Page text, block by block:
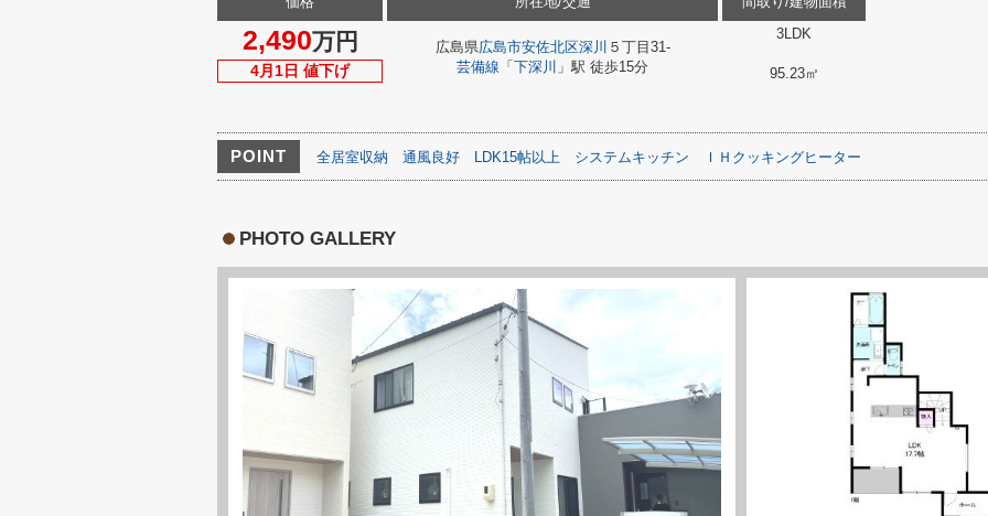
2,490万円
4月1日 値下げ
広島県広島市安佐北区深川 ５丁目31-
芸備線 「 下深川 」駅 徒歩15分
3LDK
95.23㎡
POINT 全居室収納 通風良好 LDK15帖以上 システムキッチン ＩＨクッキングヒーター
PHOTO GALLERY